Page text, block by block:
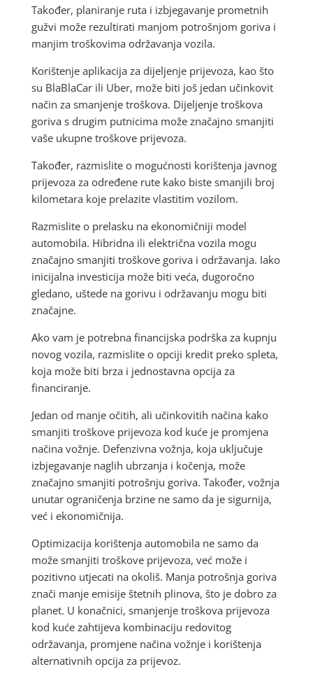
Također, planiranje ruta i izbjegavanje prometnih
gužvi može rezultirati manjom potrošnjom goriva i
manjim troškovima održavanja vozila.
Korištenje aplikacija za dijeljenje prijevoza, kao što
su BlaBlaCar ili Uber, može biti još jedan učinkovit
način za smanjenje troškova. Dijeljenje troškova
goriva s drugim putnicima može značajno smanjiti
vaše ukupne troškove prijevoza.
Također, razmislite o mogućnosti korištenja javnog
prijevoza za određene rute kako biste smanjili broj
kilometara koje prelazite vlastitim vozilom.
Razmislite o prelasku na ekonomičniji model
automobila. Hibridna ili električna vozila mogu
značajno smanjiti troškove goriva i održavanja. Iako
inicijalna investicija može biti veća, dugoročno
gledano, uštede na gorivu i održavanju mogu biti
značajne.
Ako vam je potrebna financijska podrška za kupnju
novog vozila, razmislite o opciji kredit preko spleta,
koja može biti brza i jednostavna opcija za
financiranje.
Jedan od manje očitih, ali učinkovitih načina kako
smanjiti troškove prijevoza kod kuće je promjena
načina vožnje. Defenzivna vožnja, koja uključuje
izbjegavanje naglih ubrzanja i kočenja, može
značajno smanjiti potrošnju goriva. Također, vožnja
unutar ograničenja brzine ne samo da je sigurnija,
već i ekonomičnija.
Optimizacija korištenja automobila ne samo da
može smanjiti troškove prijevoza, već može i
pozitivno utjecati na okoliš. Manja potrošnja goriva
znači manje emisije štetnih plinova, što je dobro za
planet. U konačnici, smanjenje troškova prijevoza
kod kuće zahtijeva kombinaciju redovitog
održavanja, promjene načina vožnje i korištenja
alternativnih opcija za prijevoz.